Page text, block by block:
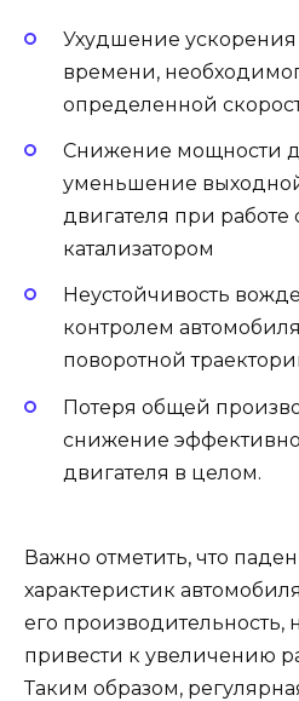
Ухудшение
времени,
определенной
Снижение мощности
уменьшение
двигателя при
катализатором
Неустойчивость
контролем
поворотной
Потеря общей
снижение
двигателя в целом.
Важно отметить, что
характеристик
его производительность,
привести к увеличению
Таким образом,